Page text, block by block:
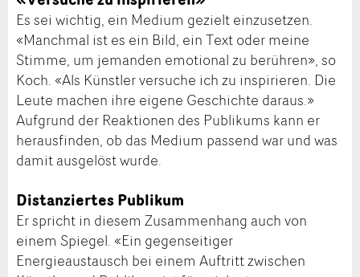
Es sei wichtig, ein Medium gezielt einzusetzen.
«Manchmal ist es ein Bild, ein Text oder meine
Stimme, um jemanden emotional zu berühren», so
Koch. «Als Künstler versuche ich zu inspirieren. Die
Leute machen ihre eigene Geschichte daraus.»
Aufgrund der Reaktionen des Publikums kann er
herausfinden, ob das Medium passend war und was
damit ausgelöst wurde.
Distanziertes Publikum
Er spricht in diesem Zusammenhang auch von
einem Spiegel. «Ein gegenseitiger
Energieaustausch bei einem Auftritt zwischen